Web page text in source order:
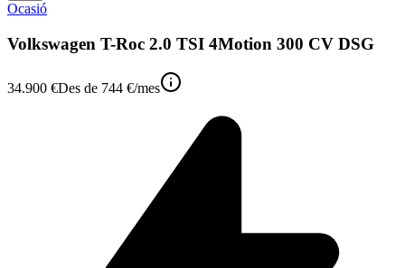
Ocasió
Volkswagen T-Roc 2.0 TSI 4Motion 300 CV DSG
34.900 €Des de 744 €/mes